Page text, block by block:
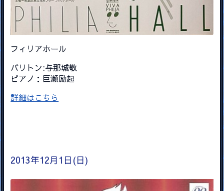
フィリアホール
バリトン:与那城敬
ピアノ：巨瀬励起
詳細はこちら
2013年12月1日(日)